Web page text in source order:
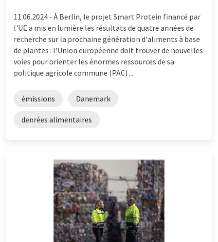
11.06.2024 - À Berlin, le projet Smart Protein financé par
l'UE a mis en lumière les résultats de quatre années de
recherche sur la prochaine génération d'aliments à base
de plantes : l'Union européenne doit trouver de nouvelles
voies pour orienter les énormes ressources de sa
politique agricole commune (PAC) ...
émissions Danemark
denrées alimentaires